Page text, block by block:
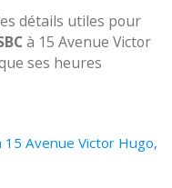
détails utiles pour
à 15 Avenue Victor
ses heures
Avenue Victor Hugo,